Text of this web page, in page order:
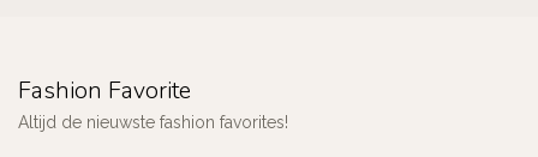
Fashion Favorite
Altijd de nieuwste fashion favorites!